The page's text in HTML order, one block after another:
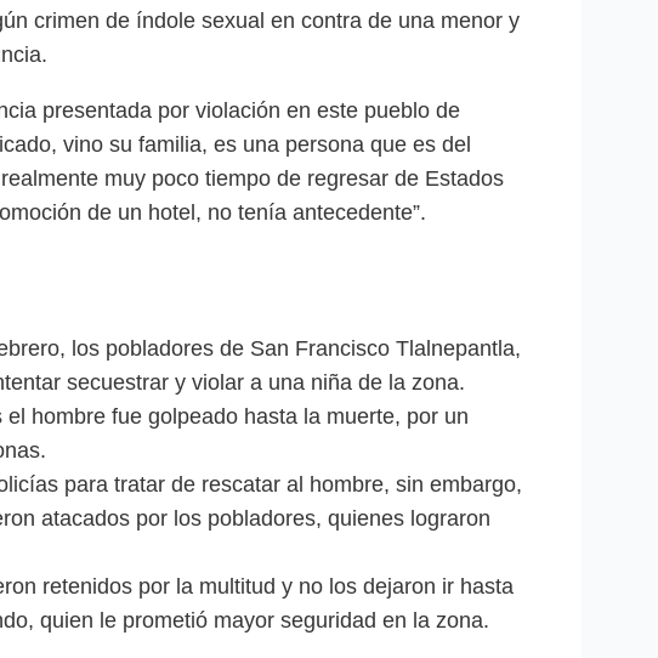
crimen de índole sexual en contra de una menor y
presentada por violación en este pueblo de
vino su familia, es una persona que es del
muy poco tiempo de regresar de Estados
de un hotel, no tenía antecedente”.
los pobladores de San Francisco Tlalnepantla,
secuestrar y violar a una niña de la zona.
hombre fue golpeado hasta la muerte, por un
para tratar de rescatar al hombre, sin embargo,
atacados por los pobladores, quienes lograron
retenidos por la multitud y no los dejaron ir hasta
quien le prometió mayor seguridad en la zona.